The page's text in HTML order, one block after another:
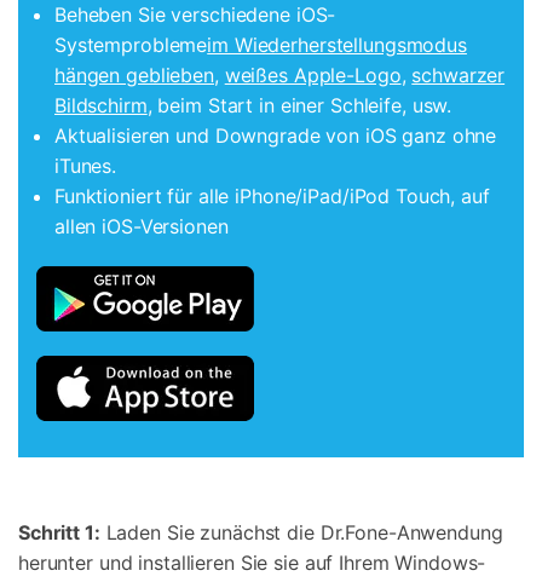
Beheben Sie verschiedene iOS-
Systemproblemeim Wiederherstellungsmodus
hängen geblieben, weißes Apple-Logo, schwarzer
Bildschirm, beim Start in einer Schleife, usw.
Aktualisieren und Downgrade von iOS ganz ohne
iTunes.
Funktioniert für alle iPhone/iPad/iPod Touch, auf
allen iOS-Versionen
Schritt 1: Laden Sie zunächst die Dr.Fone-Anwendung
herunter und installieren Sie sie auf Ihrem Windows-